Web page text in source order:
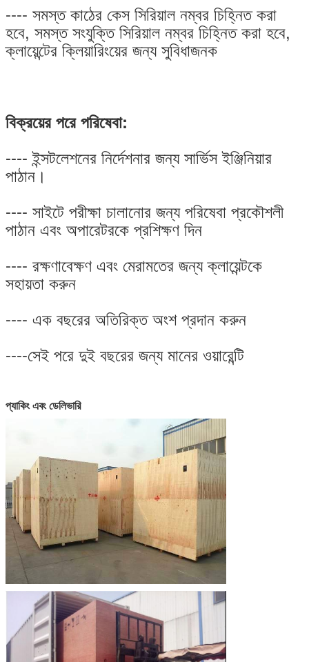
---- সমস্ত কাঠের কেস সিরিয়াল নম্বর চিহ্নিত করা
হবে, সমস্ত সংযুক্তি সিরিয়াল নম্বর চিহ্নিত করা হবে,
ক্লায়েন্টের ক্লিয়ারিংয়ের জন্য সুবিধাজনক
বিক্রয়ের পরে পরিষেবা:
---- ইন্সটলেশনের নির্দেশনার জন্য সার্ভিস ইঞ্জিনিয়ার
পাঠান।
---- সাইটে পরীক্ষা চালানোর জন্য পরিষেবা প্রকৌশলী
পাঠান এবং অপারেটরকে প্রশিক্ষণ দিন
---- রক্ষণাবেক্ষণ এবং মেরামতের জন্য ক্লায়েন্টকে
সহায়তা করুন
---- এক বছরের অতিরিক্ত অংশ প্রদান করুন
----সেই পরে দুই বছরের জন্য মানের ওয়ারেন্টি
প্যাকিং এবং ডেলিভারি